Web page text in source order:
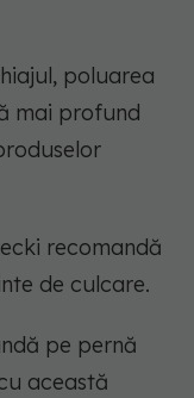
poluarea
mai profund
recomandă
de culcare.
pe pernă
această